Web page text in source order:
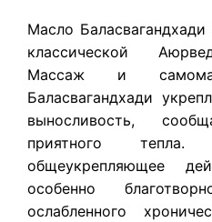
Масло
классической
Массаж и
Баласвагандхади
выносливость,
приятного
общеукрепляющее
особенно
ослабленного